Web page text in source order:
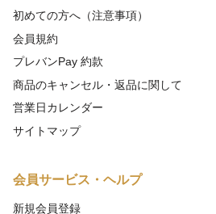
初めての方へ（注意事項）
会員規約
プレバンPay 約款
商品のキャンセル・返品に関して
営業日カレンダー
サイトマップ
会員サービス・ヘルプ
新規会員登録